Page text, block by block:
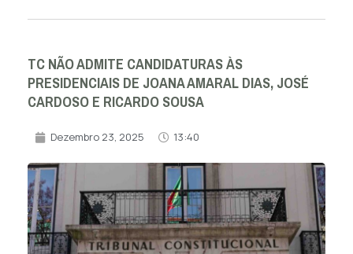
TC NÃO ADMITE CANDIDATURAS ÀS
PRESIDENCIAIS DE JOANA AMARAL DIAS, JOSÉ
CARDOSO E RICARDO SOUSA
Dezembro 23, 2025 13:40